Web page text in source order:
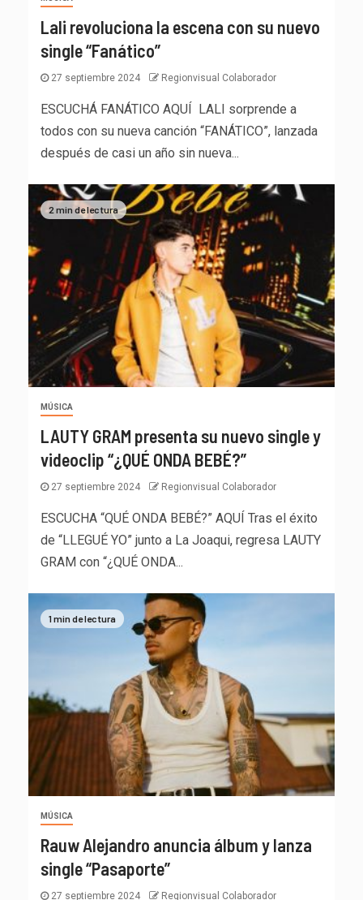
Lali revoluciona la escena con su nuevo
single “Fanático”
27 septiembre 2024 Regionvisual Colaborador
ESCUCHÁ FANÁTICO AQUÍ LALI sorprende a
todos con su nueva canción “FANÁTICO”, lanzada
después de casi un año sin nueva...
2 min de lectura
MÚSICA
LAUTY GRAM presenta su nuevo single y
videoclip “¿QUÉ ONDA BEBÉ?”
27 septiembre 2024 Regionvisual Colaborador
ESCUCHA “QUÉ ONDA BEBÉ?” AQUÍ Tras el éxito
de “LLEGUÉ YO” junto a La Joaqui, regresa LAUTY
GRAM con “¿QUÉ ONDA...
1 min de lectura
MÚSICA
Rauw Alejandro anuncia álbum y lanza
single “Pasaporte”
27 septiembre 2024 Regionvisual Colaborador